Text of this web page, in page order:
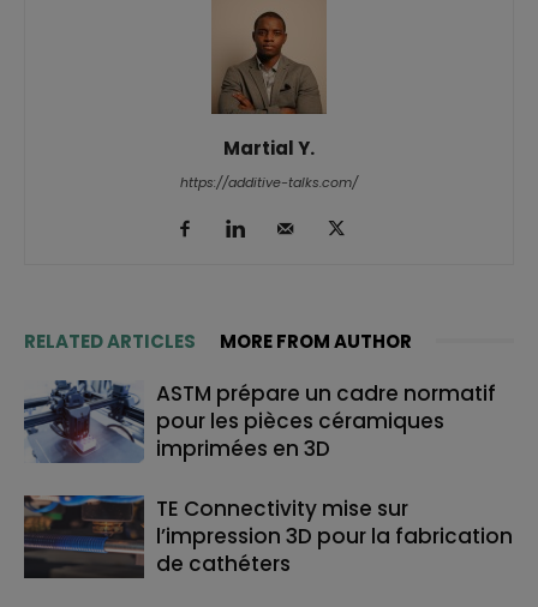
Martial Y.
https://additive-talks.com/
RELATED ARTICLES MORE FROM AUTHOR
ASTM prépare un cadre normatif
pour les pièces céramiques
imprimées en 3D
TE Connectivity mise sur
l’impression 3D pour la fabrication
de cathéters